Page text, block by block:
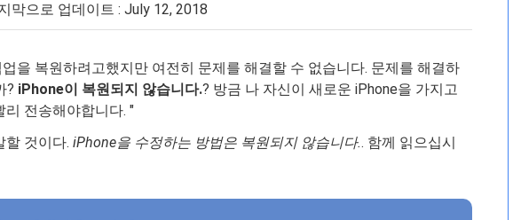
막으로 업데이트 : July 12, 2018
을 복원하려고했지만 여전히 문제를 해결할 수 없습니다. 문제를 해결하
? iPhone이 복원되지 않습니다.? 방금 나 자신이 새로운 iPhone을 가지고
리 전송해야합니다. "
할 것이다. iPhone을 수정하는 방법은 복원되지 않습니다.. 함께 읽으십시